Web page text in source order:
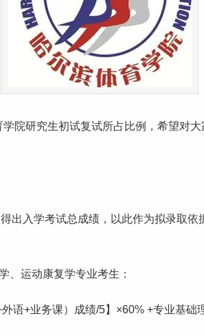
学院研究生初试复试所占比例，希望对
出入学考试总成绩，以此作为拟录取依
、运动康复学专业考生：
语+业务课）成绩/5】×60% +专业基础